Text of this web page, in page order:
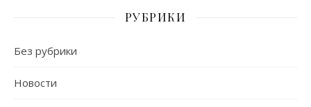
РУБРИКИ
Без рубрики
Новости